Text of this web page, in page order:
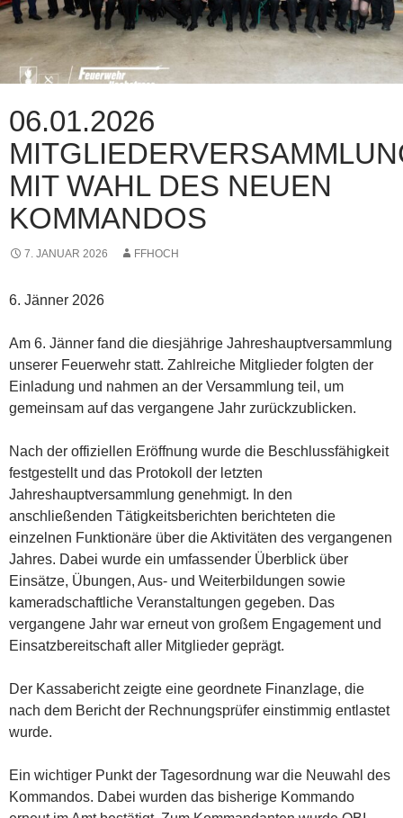
06.01.2026
MIT WAHL DES NEUEN
KOMMANDOS
7. JANUAR 2026 FFHOCH
6. Jänner 2026
Am 6. Jänner fand die diesjährige Jahreshauptversammlung
unserer Feuerwehr statt. Zahlreiche Mitglieder folgten der
Einladung und nahmen an der Versammlung teil, um
gemeinsam auf das vergangene Jahr zurückzublicken.
Nach der offiziellen Eröffnung wurde die Beschlussfähigkeit
festgestellt und das Protokoll der letzten
Jahreshauptversammlung genehmigt. In den
anschließenden Tätigkeitsberichten berichteten die
einzelnen Funktionäre über die Aktivitäten des vergangenen
Jahres. Dabei wurde ein umfassender Überblick über
Einsätze, Übungen, Aus- und Weiterbildungen sowie
kameradschaftliche Veranstaltungen gegeben. Das
vergangene Jahr war erneut von großem Engagement und
Einsatzbereitschaft aller Mitglieder geprägt.
Der Kassabericht zeigte eine geordnete Finanzlage, die
nach dem Bericht der Rechnungsprüfer einstimmig entlastet
wurde.
Ein wichtiger Punkt der Tagesordnung war die Neuwahl des
Kommandos. Dabei wurden das bisherige Kommando